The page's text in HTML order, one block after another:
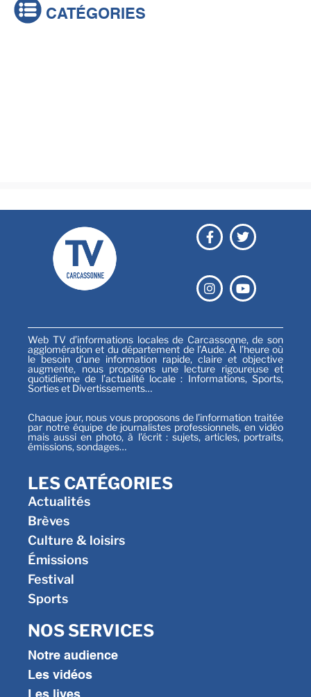
CATÉGORIES
Web TV d’informations locales de Carcassonne, de son
agglomération et du département de l’Aude. À l’heure où
le besoin d’une information rapide, claire et objective
augmente, nous proposons une lecture rigoureuse et
quotidienne de l’actualité locale : Informations, Sports,
Sorties et Divertissements…
Chaque jour, nous vous proposons de l’information traitée
par notre équipe de journalistes professionnels, en vidéo
mais aussi en photo, à l’écrit : sujets, articles, portraits,
émissions, sondages…
LES CATÉGORIES
Actualités
Brèves
Culture & loisirs
Émissions
Festival
Sports
NOS SERVICES
Notre audience
Les vidéos